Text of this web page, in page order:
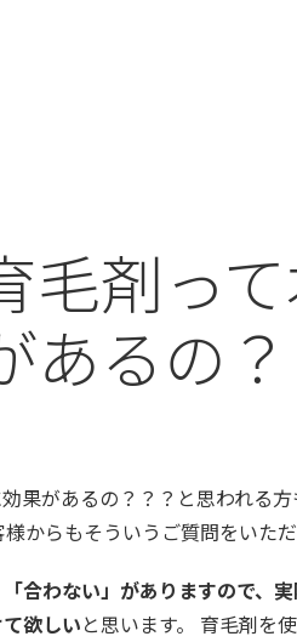
毛剤っ
あるの？
果があるの？？？と思われる
からもそういうご質問をいた
合わない」がありますので、
欲しいと思います。 育毛剤を